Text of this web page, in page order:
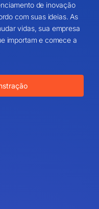
de inovação
com suas ideias. As
vidas, sua empresa
importam e comece a